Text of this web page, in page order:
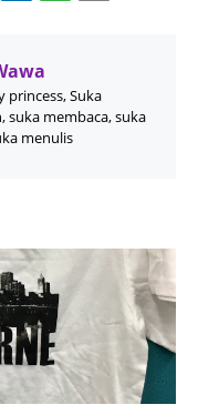
Suka
suka membaca, suka
menulis